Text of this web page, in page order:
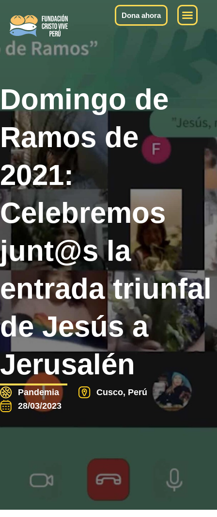
Dona ahora
Domingo de
Ramos de
2021:
Celebremos
junt@s la
entrada triunfal
de Jesús a
Jerusalén
Pandemia
Cusco, Perú
28/03/2023